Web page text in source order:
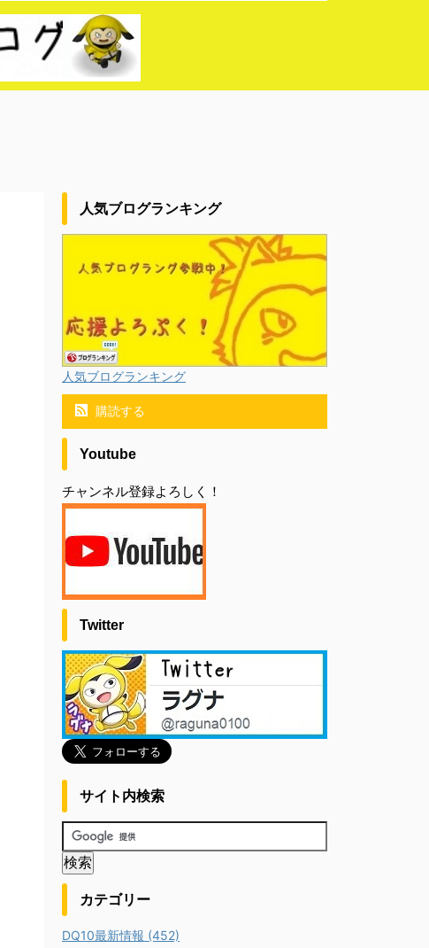
人気ブログランキング
人気ブログランキング
購読する
Youtube
チャンネル登録よろしく！
Twitter
サイト内検索
カテゴリー
DQ10最新情報 (452)